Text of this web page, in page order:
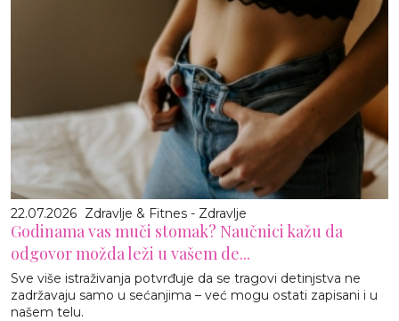
22.07.2026 Zdravlje & Fitnes - Zdravlje
Godinama vas muči stomak? Naučnici kažu da
odgovor možda leži u vašem de...
Sve više istraživanja potvrđuje da se tragovi detinjstva ne
zadržavaju samo u sećanjima – već mogu ostati zapisani i u
našem telu.